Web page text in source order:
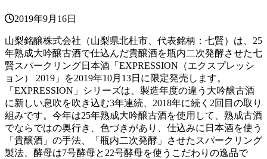
2019年9月16日
山梨銘醸株式会社（山梨県北杜市、代表銘柄：七賢）は、25
年熟成大吟醸古酒で仕込んだ貴醸酒を瓶内二次発酵させた七
賢スパークリング日本酒「EXPRESSION（エクスプレッシ
ョン） 2019」を2019年10月13日に限定発売します。
「EXPRESSION」シリーズは、製造年度の違う大吟醸古酒
に新しい息吹を吹き込む3年連続、2018年に続く2回目の取り
組みです。今年は25年熟成大吟醸古酒を使用して、熟成古酒
でならではの奥行き、色づきがあり、仕込みに日本酒を使う
「貴醸酒」の手法、「瓶内二次発酵」させたスパークリング
製法、酵母は7号酵母と22号酵母を使うこだわりの逸品で